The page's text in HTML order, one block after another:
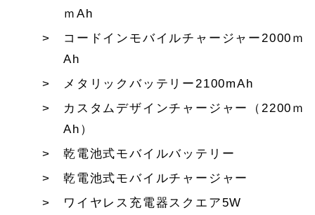
ｍAh
コードインモバイルチャージャー2000ｍ
Ah
メタリックバッテリー2100mAh
カスタムデザインチャージャー（2200ｍ
Ah）
乾電池式モバイルバッテリー
乾電池式モバイルチャージャー
ワイヤレス充電器スクエア5W